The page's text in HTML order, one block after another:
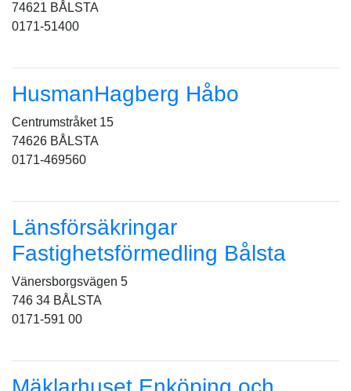
74621 BÅLSTA
0171-51400
HusmanHagberg Håbo
Centrumstråket 15
74626 BÅLSTA
0171-469560
Länsförsäkringar
Fastighetsförmedling Bålsta
Vänersborgsvägen 5
746 34 BÅLSTA
0171-591 00